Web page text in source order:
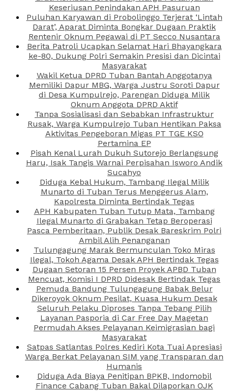
Keseriusan Penindakan APH Pasuruan
Puluhan Karyawan di Probolinggo Terjerat ‘Lintah
Darat’, Aparat Diminta Bongkar Dugaan Praktik
Rentenir Oknum Pegawai di PT Secco Nusantara
Berita Patroli Ucapkan Selamat Hari Bhayangkara
ke-80, Dukung Polri Semakin Presisi dan Dicintai
Masyarakat
Wakil Ketua DPRD Tuban Bantah Anggotanya
Memiliki Dapur MBG, Warga Justru Soroti Dapur
di Desa Kumpulrejo, Parengan Diduga Milik
Oknum Anggota DPRD Aktif
Tanpa Sosialisasi dan Sebabkan Infrastruktur
Rusak, Warga Kumpulrejo Tuban Hentikan Paksa
Aktivitas Pengeboran Migas PT TGE KSO
Pertamina EP
Pisah Kenal Lurah Dukuh Sutorejo Berlangsung
Haru, Isak Tangis Warnai Perpisahan Isworo Andik
Sucahyo
Diduga Kebal Hukum, Tambang Ilegal Milik
Munarto di Tuban Terus Menggerus Alam,
Kapolresta Diminta Bertindak Tegas
APH Kabupaten Tuban Tutup Mata, Tambang
Ilegal Munarto di Grabakan Tetap Beroperasi
Pasca Pemberitaan, Publik Desak Bareskrim Polri
Ambil Alih Penanganan
Tulungagung Marak Bermunculan Toko Miras
Ilegal, Tokoh Agama Desak APH Bertindak Tegas
Dugaan Setoran 15 Persen Proyek APBD Tuban
Mencuat, Komisi I DPRD Didesak Bertindak Tegas
Pemuda Bandung Tulungagung Babak Belur
Dikeroyok Oknum Pesilat, Kuasa Hukum Desak
Seluruh Pelaku Diproses Tanpa Tebang Pilih
Layanan Pasporia di Car Free Day Magetan
Permudah Akses Pelayanan Keimigrasian bagi
Masyarakat
Satpas Satlantas Polres Kediri Kota Tuai Apresiasi
Warga Berkat Pelayanan SIM yang Transparan dan
Humanis
Diduga Ada Biaya Penitipan BPKB, Indomobil
Finance Cabang Tuban Bakal Dilaporkan OJK